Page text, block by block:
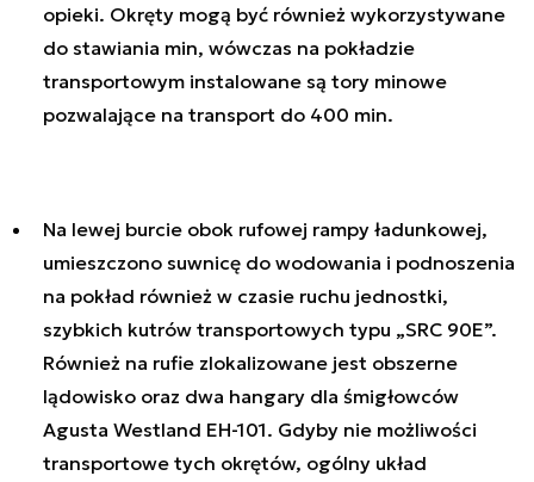
opieki. Okręty mogą być również wykorzystywane
do stawiania min, wówczas na pokładzie
transportowym instalowane są tory minowe
pozwalające na transport do 400 min.
Na lewej burcie obok rufowej rampy ładunkowej,
umieszczono suwnicę do wodowania i podnoszenia
na pokład również w czasie ruchu jednostki,
szybkich kutrów transportowych typu „SRC 90E”.
Również na rufie zlokalizowane jest obszerne
lądowisko oraz dwa hangary dla śmigłowców
Agusta Westland EH-101. Gdyby nie możliwości
transportowe tych okrętów, ogólny układ